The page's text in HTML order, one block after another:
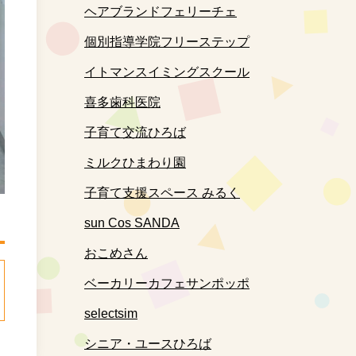
ヘアブランドフェリーチェ
個別指導学院フリーステップ
イトマンスイミングスクール
喜多歯科医院
子育て交流ひろば
ミルクひまわり園
子育て支援スペース みるく
sun Cos SANDA
おこめさん
ベーカリーカフェサンポッポ
selectsim
シニア・ユースひろば